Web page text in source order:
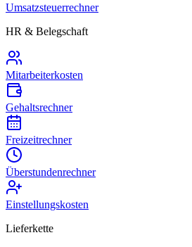
Umsatzsteuerrechner
HR & Belegschaft
Mitarbeiterkosten
Gehaltsrechner
Freizeitrechner
Überstundenrechner
Einstellungskosten
Lieferkette